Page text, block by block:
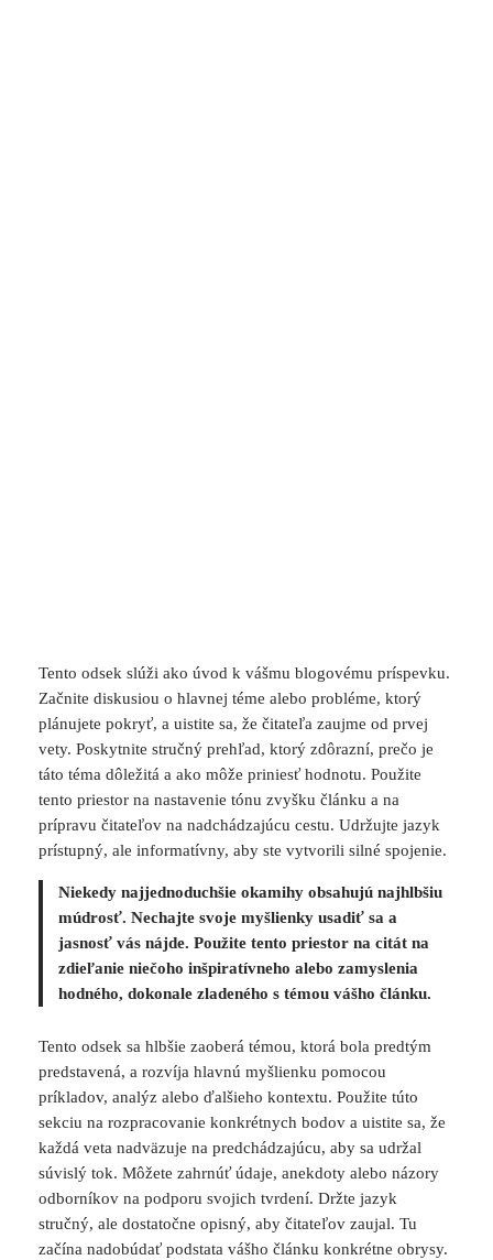
Tento odsek slúži ako úvod k vášmu blogovému príspevku.
Začnite diskusiou o hlavnej téme alebo probléme, ktorý
plánujete pokryť, a uistite sa, že čitateľa zaujme od prvej
vety. Poskytnite stručný prehľad, ktorý zdôrazní, prečo je
táto téma dôležitá a ako môže priniesť hodnotu. Použite
tento priestor na nastavenie tónu zvyšku článku a na
prípravu čitateľov na nadchádzajúcu cestu. Udržujte jazyk
prístupný, ale informatívny, aby ste vytvorili silné spojenie.
Niekedy najjednoduchšie okamihy obsahujú najhlbšiu
múdrosť. Nechajte svoje myšlienky usadiť sa a
jasnosť vás nájde. Použite tento priestor na citát na
zdieľanie niečoho inšpiratívneho alebo zamyslenia
hodného, dokonale zladeného s témou vášho článku.
Tento odsek sa hlbšie zaoberá témou, ktorá bola predtým
predstavená, a rozvíja hlavnú myšlienku pomocou
príkladov, analýz alebo ďalšieho kontextu. Použite túto
sekciu na rozpracovanie konkrétnych bodov a uistite sa, že
každá veta nadväzuje na predchádzajúcu, aby sa udržal
súvislý tok. Môžete zahrnúť údaje, anekdoty alebo názory
odborníkov na podporu svojich tvrdení. Držte jazyk
stručný, ale dostatočne opisný, aby čitateľov zaujal. Tu
začína nadobúdať podstata vášho článku konkrétne obrysy.